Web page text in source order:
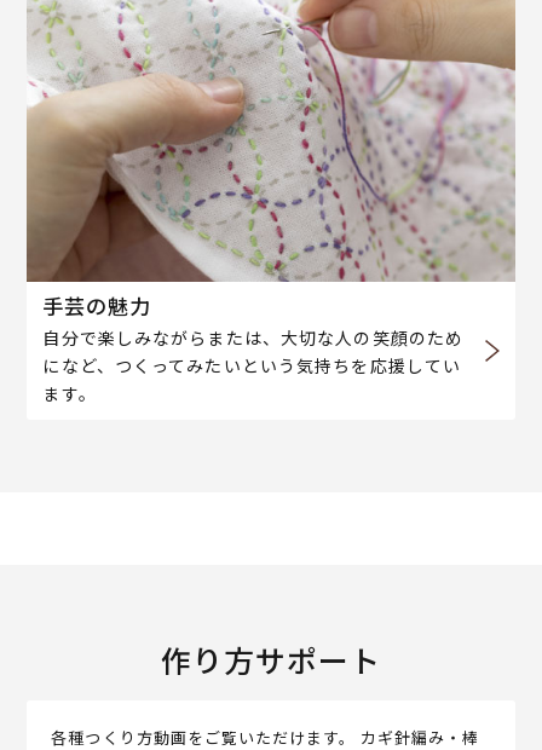
手芸の魅力
自分で楽しみながらまたは、大切な人の笑顔のため
になど、つくってみたいという気持ちを応援してい
ます。
作り方サポート
各種つくり方動画をご覧いただけます。 カギ針編み・棒